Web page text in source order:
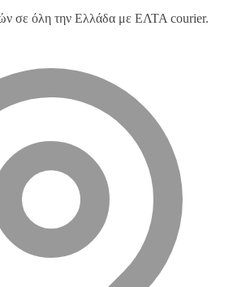
σε όλη την Ελλάδα με ΕΛΤΑ courier.